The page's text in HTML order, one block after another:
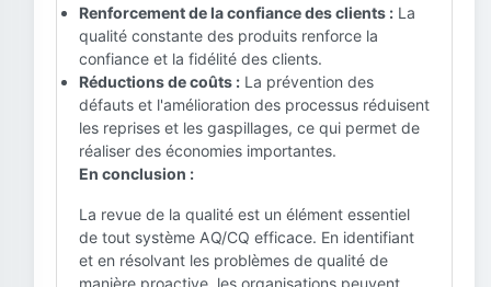
Renforcement de la confiance des clients : La
qualité constante des produits renforce la
confiance et la fidélité des clients.
Réductions de coûts : La prévention des
défauts et l'amélioration des processus réduisent
les reprises et les gaspillages, ce qui permet de
réaliser des économies importantes.
En conclusion :
La revue de la qualité est un élément essentiel
de tout système AQ/CQ efficace. En identifiant
et en résolvant les problèmes de qualité de
manière proactive, les organisations peuvent